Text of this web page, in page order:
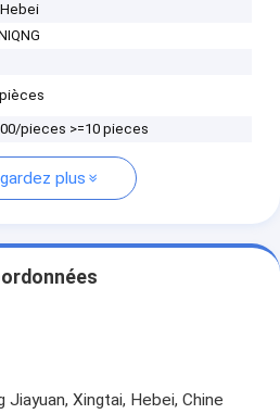
pieces >=10 pieces
plus
Jiayuan, Xingtai, Hebei, Chine